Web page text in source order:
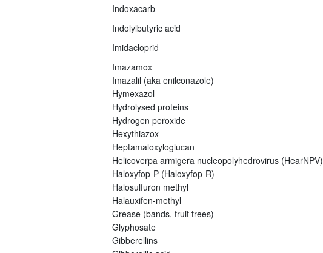
Indoxacarb
Indolylbutyric acid
Imidacloprid
Imazamox
Imazalil (aka enilconazole)
Hymexazol
Hydrolysed proteins
Hydrogen peroxide
Hexythiazox
Heptamaloxyloglucan
Helicoverpa armigera nucleopolyhedrovirus (HearNPV)
Haloxyfop-P (Haloxyfop-R)
Halosulfuron methyl
Halauxifen-methyl
Grease (bands, fruit trees)
Glyphosate
Gibberellins